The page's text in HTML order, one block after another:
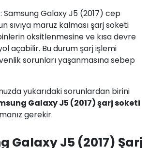
: Samsung Galaxy J5 (2017) cep
sıvıya maruz kalması şarj soketi
oksitlenmesine ve kısa devre
açabilir. Bu durum şarj işlemi
sorunları yaşanmasına sebep
yukarıdaki sorunlardan birini
Galaxy J5 (2017) şarj soketi
gerekir.
Galaxy J5 (2017) Şarj